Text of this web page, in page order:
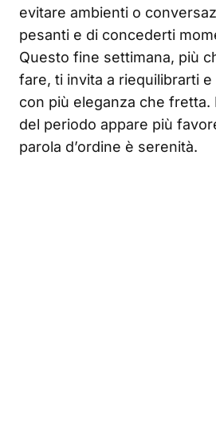
evitare ambienti o
pesanti e di concederti
Questo fine settimana, più
fare, ti invita a riequilibrarti
con più eleganza che fretta.
del periodo appare più
parola d’ordine è serenità.